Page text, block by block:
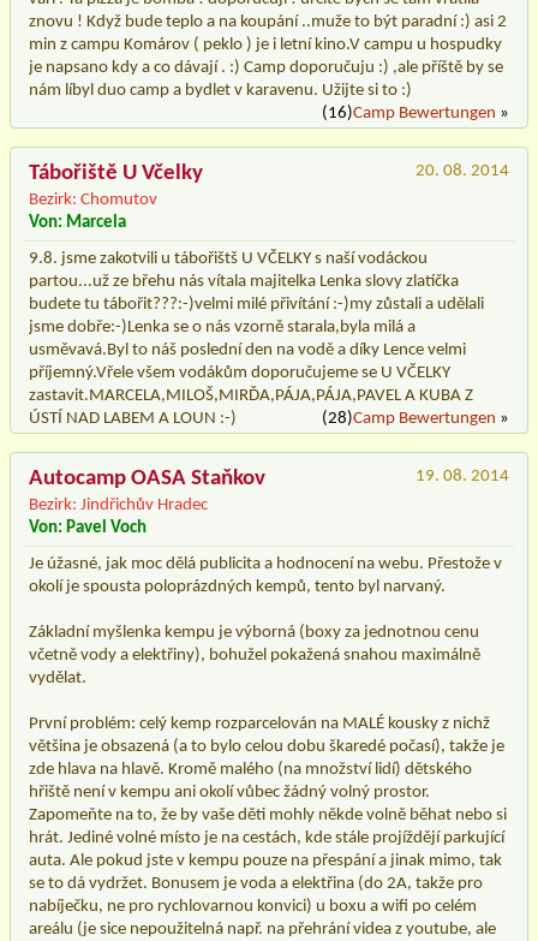
znovu ! Když bude teplo a na koupání ..muže to být paradní :) asi 2
min z campu Komárov ( peklo ) je i letní kino.V campu u hospudky
je napsano kdy a co dávají . :) Camp doporučuju :) ,ale příště by se
nám líbyl duo camp a bydlet v karavenu. Užijte si to :)
(16)Camp Bewertungen »
Tábořiště U Včelky
Bezirk: Chomutov
20. 08. 2014
Von: Marcela
9.8. jsme zakotvili u tábořištš U VČELKY s naší vodáckou
partou...už ze břehu nás vítala majitelka Lenka slovy zlatíčka
budete tu tábořit???:-)velmi milé přivítání :-)my zůstali a udělali
jsme dobře:-)Lenka se o nás vzorně starala,byla milá a
usměvavá.Byl to náš poslední den na vodě a díky Lence velmi
příjemný.Vřele všem vodákům doporučujeme se U VČELKY
zastavit.MARCELA,MILOŠ,MIRĎA,PÁJA,PÁJA,PAVEL A KUBA Z
ÚSTÍ NAD LABEM A LOUN :-)
(28)Camp Bewertungen »
Autocamp OASA Staňkov
Bezirk: Jindřichův Hradec
19. 08. 2014
Von: Pavel Voch
Je úžasné, jak moc dělá publicita a hodnocení na webu. Přestože v
okolí je spousta poloprázdných kempů, tento byl narvaný.
Základní myšlenka kempu je výborná (boxy za jednotnou cenu
včetně vody a elektřiny), bohužel pokažená snahou maximálně
vydělat.
První problém: celý kemp rozparcelován na MALÉ kousky z nichž
většina je obsazená (a to bylo celou dobu škaredé počasí), takže je
zde hlava na hlavě. Kromě malého (na množství lidí) dětského
hřiště není v kempu ani okolí vůbec žádný volný prostor.
Zapomeňte na to, že by vaše děti mohly někde volně běhat nebo si
hrát. Jediné volné místo je na cestách, kde stále projíždějí parkující
auta. Ale pokud jste v kempu pouze na přespání a jinak mimo, tak
se to dá vydržet. Bonusem je voda a elektřina (do 2A, takže pro
nabíječku, ne pro rychlovarnou konvici) u boxu a wifi po celém
areálu (je sice nepoužitelná např. na přehrání videa z youtube, ale